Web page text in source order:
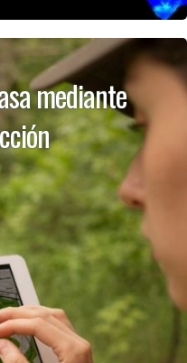
mediante